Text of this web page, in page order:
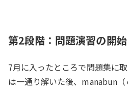
第2段階：問題演習の開始
7月に入ったところで問題集に
は一通り解いた後、manabun